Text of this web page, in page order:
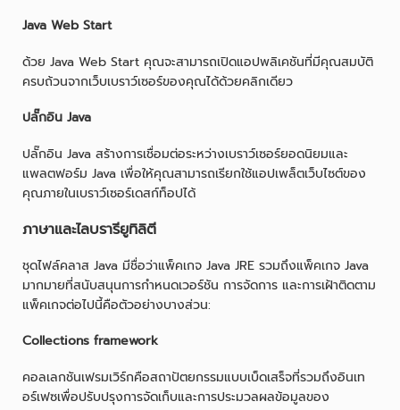
Java Web Start
ด้วย Java Web Start คุณจะสามารถเปิดแอปพลิเคชันที่มีคุณสมบัติ
ครบถ้วนจากเว็บเบราว์เซอร์ของคุณได้ด้วยคลิกเดียว
ปลั๊กอิน Java
ปลั๊กอิน Java สร้างการเชื่อมต่อระหว่างเบราว์เซอร์ยอดนิยมและ
แพลตฟอร์ม Java เพื่อให้คุณสามารถเรียกใช้แอปเพล็ตเว็บไซต์ของ
คุณภายในเบราว์เซอร์เดสก์ท็อปได้
ภาษาและไลบรารียูทิลิตี
ชุดไฟล์คลาส Java มีชื่อว่าแพ็คเกจ Java JRE รวมถึงแพ็คเกจ Java
มากมายที่สนับสนุนการกำหนดเวอร์ชัน การจัดการ และการเฝ้าติดตาม
แพ็คเกจต่อไปนี้คือตัวอย่างบางส่วน:
Collections framework
คอลเลกชันเฟรมเวิร์กคือสถาปัตยกรรมแบบเบ็ดเสร็จที่รวมถึงอินเท
อร์เฟซเพื่อปรับปรุงการจัดเก็บและการประมวลผลข้อมูลของ